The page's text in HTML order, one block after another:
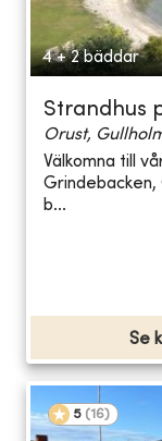
4 + 2 bäddar
Strandhus
Orust,
Välkomna till
Grindebacken,
b...
Se
5 (16)